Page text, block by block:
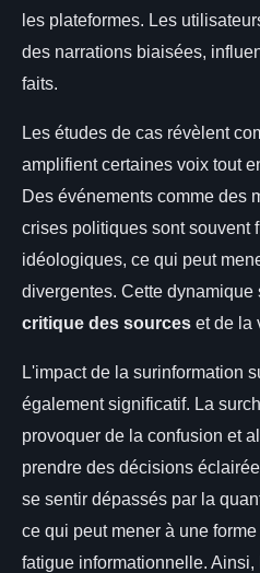
les plateformes. Les
des narrations biaisées,
faits.
Les études de cas révèlent
amplifient certaines voix tout
Des événements comme des
crises politiques sont souvent
idéologiques, ce qui peut
divergentes. Cette
critique des sources et de la
L'impact de la surinformation
également significatif. La
provoquer de la confusion et
prendre des décisions
se sentir dépassés par la
ce qui peut mener à une
fatigue informationnelle. Ainsi,